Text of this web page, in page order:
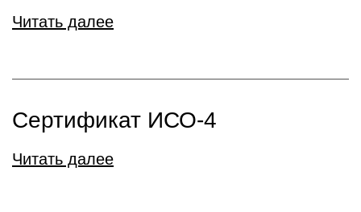
Читать далее
Сертификат ИСО-4
Читать далее